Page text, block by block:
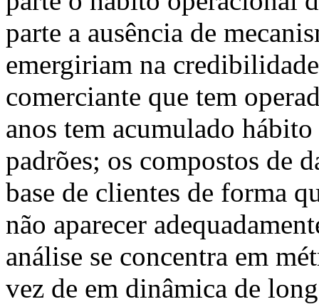
parte a ausência de
emergiriam na
comerciante que tem
anos tem acumulado
padrões; os compostos de
base de clientes de forma
não aparecer
análise se concentra em
vez de em dinâmica de